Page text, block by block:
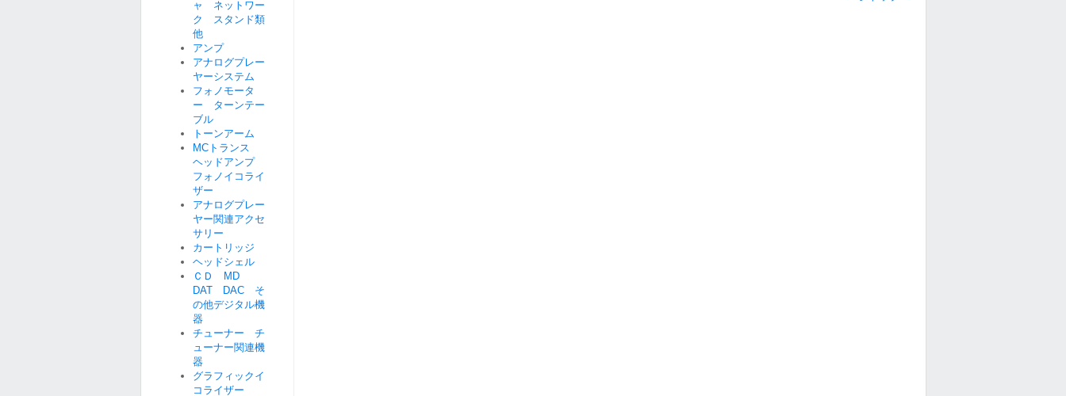
ャ ネットワー
ク スタンド類
他
アンプ
アナログプレー
ヤーシステム
フォノモータ
ー ターンテー
ブル
トーンアーム
MCトランス
ヘッドアンプ
フォノイコライ
ザー
アナログプレー
ヤー関連アクセ
サリー
カートリッジ
ヘッドシェル
ＣＤ MD
DAT DAC そ
の他デジタル機
器
チューナー チ
ューナー関連機
器
グラフィックイ
コライザー